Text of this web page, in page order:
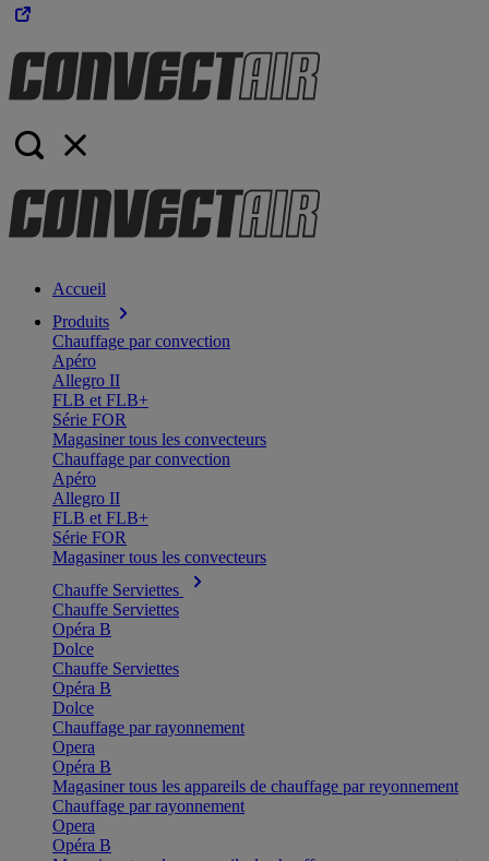
Accueil
Produits
Chauffage par convection
Apéro
Allegro II
FLB et FLB+
Série FOR
Magasiner tous les convecteurs
Chauffage par convection
Apéro
Allegro II
FLB et FLB+
Série FOR
Magasiner tous les convecteurs
Chauffe Serviettes
Chauffe Serviettes
Opéra B
Dolce
Chauffe Serviettes
Opéra B
Dolce
Chauffage par rayonnement
Opera
Opéra B
Magasiner tous les appareils de chauffage par reyonnement
Chauffage par rayonnement
Opera
Opéra B